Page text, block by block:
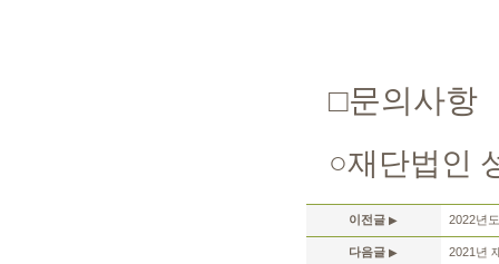
□문의사항
○재단법인
이전글 ▶ 2022년
다음글 ▶ 2021년